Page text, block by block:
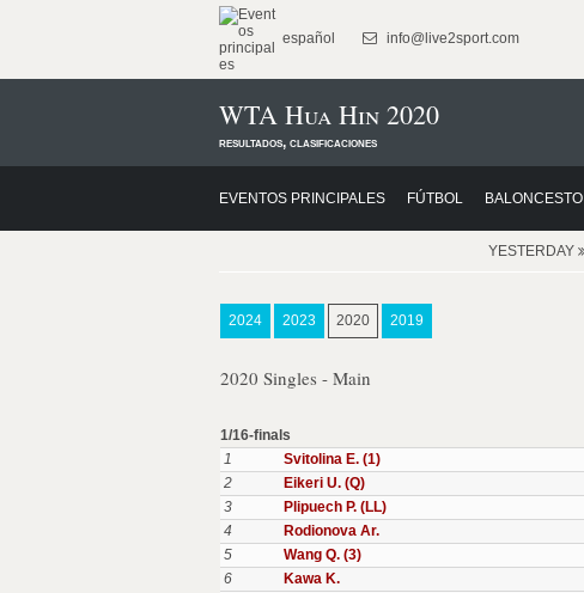
español info@live2sport.com
WTA Hua Hin 2020
resultados, clasificaciones
EVENTOS PRINCIPALES FÚTBOL BALONCESTO
YESTERDAY
2024 2023 2020 2019
2020 Singles - Main
1/16-finals
1
Svitolina E. (1)
2
Eikeri U. (Q)
3
Plipuech P. (LL)
4
Rodionova Ar.
5
Wang Q. (3)
6
Kawa K.